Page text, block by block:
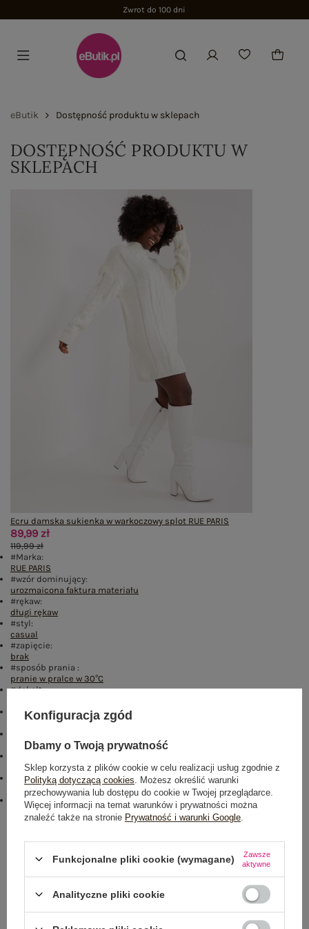
Zwrot do 100 dni
eButik Dostępność produktu w sklepach
DOSTĘPNOŚĆ PRODUKTU W
SKLEPACH
Ecru damska sukienka w warkoczowy splot RUE PARIS
89,99 zł
119,99 zł
#Marka:
RUE PARIS
#wzór dominujący:
urozmaicona faktura materiału
#rękaw:
długi rękaw
#styl:
casual
#zapięcie:
brak
#sposób prania :
pranie w pralce w 30°C
#dekolt:
#długość:
przed kolano
codzienne,do pracy
70% akryl,30% wełna
#materiał dominujący:
akryl
emblemat_FP:
txt_CONTAINS WOOL#546070#FFFFFF,dół ,lewo,col
Centrum Logistyczne Nadarzyn
Dostępny
Konfiguracja zgód
Dbamy o Twoją prywatność
Sklep korzysta z plików cookie w celu realizacji usług zgodnie z
Polityką dotyczącą cookies . Możesz określić warunki
przechowywania lub dostępu do cookie w Twojej przeglądarce.
Więcej informacji na temat warunków i prywatności można
znaleźć także na stronie Prywatność i warunki Google
Funkcjonalne pliki cookie (wymagane)
Zawsze
aktywne
Analityczne pliki cookie